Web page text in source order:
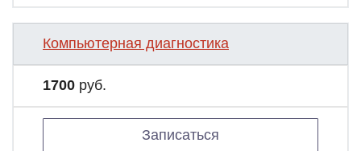
Компьютерная диагностика
1700 руб.
Записаться